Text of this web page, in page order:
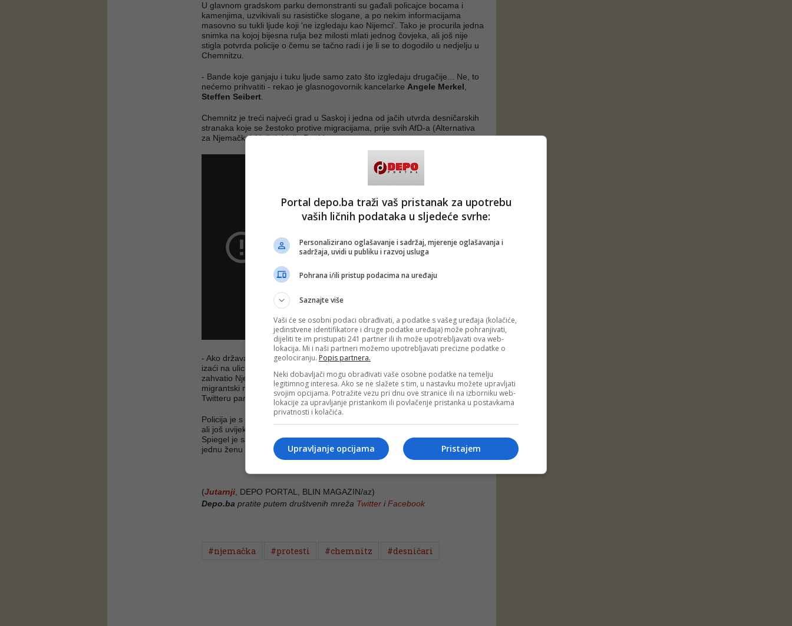
U glavnom gradskom parku demonstranti su gađali policajce bocama i
kamenjima, uzvikivali su rasističke slogane, a po nekim informacijama
masovno su tukli ljude koji 'ne izgledaju kao Nijemci'. Tako je procurila jedna
snimka na kojoj bijesna rulja bez milosti mlati jednog čovjeka, ali još nije
stigla potvrda policije o čemu se tačno radi i je li se to dogodilo u nedjelju u
Chemnitzu.
- Bande koje ganjaju i tuku ljude samo zato što izgledaju drugačije... Ne, to
nećemo prihvatiti - rekao je glasnogovornik kancelarke Angele Merkel
Steffen Seibert
Chemnitz je treći najveći grad u Saskoj i jedna od jačih utvrda desničarskih
stranaka koje se žestoko protive migracijama, prije svih AfD-a (Alternativa
za Njemačku) i još rigidnije Pegide.
- Ako država više nije u stanju zaštititi vlastite građane tada narod mora
izaći na ulicu i zaštiti samog sebe. Vrlo jednostavno! Ubojiti migrantski val je
zahvatio Njemačku i dužnost svakog građanina je spriječiti ga. Taj
migrantski nož može zahvatiti vašeg oca, sina, brata... - napisao je na
Twitteru parlamentarac iz AfD-aMarkus Frohnmaier.
Policija je s pojačanjima iz obližnjih gradova uspjela vratiti mir u Chemnitz,
ali još uvijek ostaje nepoznat motiv ubistva 35-godišnjeg Nijemca u parku.
Spiegel je saznao da je policija u nedjelju privela tri osobe - jednog Nijemca,
jednu ženu bugarskog porijekla i jednog muškarca sirijskih korijena.
(Jutarnji , DEPO PORTAL, BLIN MAGAZIN/az)
Depo.ba pratite putem društvenih mreža Twitter iFacebook
#njemačka #protesti #chemnitz #desničari
Portal depo.ba traži vaš pristanak za upotrebu
vaših ličnih podataka u sljedeće svrhe:
Personalizirano oglašavanje i sadržaj, mjerenje oglašavanja i
sadržaja, uvidi u publiku i razvoj usluga
Pohrana i/ili pristup podacima na uređaju
Saznajte više
Vaši će se osobni podaci obrađivati, a podatke s vašeg uređaja (kolačiće,
jedinstvene identifikatore i druge podatke uređaja) može pohranjivati,
dijeliti te im pristupati 241 partner ili ih može upotrebljavati ova web-
lokacija. Mi i naši partneri možemo upotrebljavati precizne podatke o
geolociranju. Popis partnera.
Neki dobavljači mogu obrađivati vaše osobne podatke na temelju
legitimnog interesa. Ako se ne slažete s tim, u nastavku možete upravljati
svojim opcijama. Potražite vezu pri dnu ove stranice ili na izborniku web-
lokacije za upravljanje pristankom ili povlačenje pristanka u postavkama
privatnosti i kolačića.
Pristajem
Upravljanje opcijama